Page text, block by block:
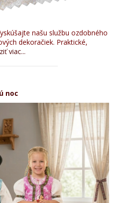
našu službu ozdobného
dekoračiek. Praktické,
viac...
noc